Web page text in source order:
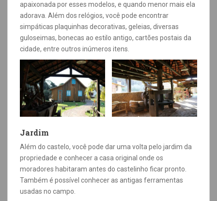
apaixonada por esses modelos, e quando menor mais ela
adorava. Além dos relógios, você pode encontrar
simpáticas plaquinhas decorativas, geleias, diversas
guloseimas, bonecas ao estilo antigo, cartões postais da
cidade, entre outros inúmeros itens.
Jardim
Além do castelo, você pode dar uma volta pelo jardim da
propriedade e conhecer a casa original onde os
moradores habitaram antes do castelinho ficar pronto.
Também é possível conhecer as antigas ferramentas
usadas no campo.